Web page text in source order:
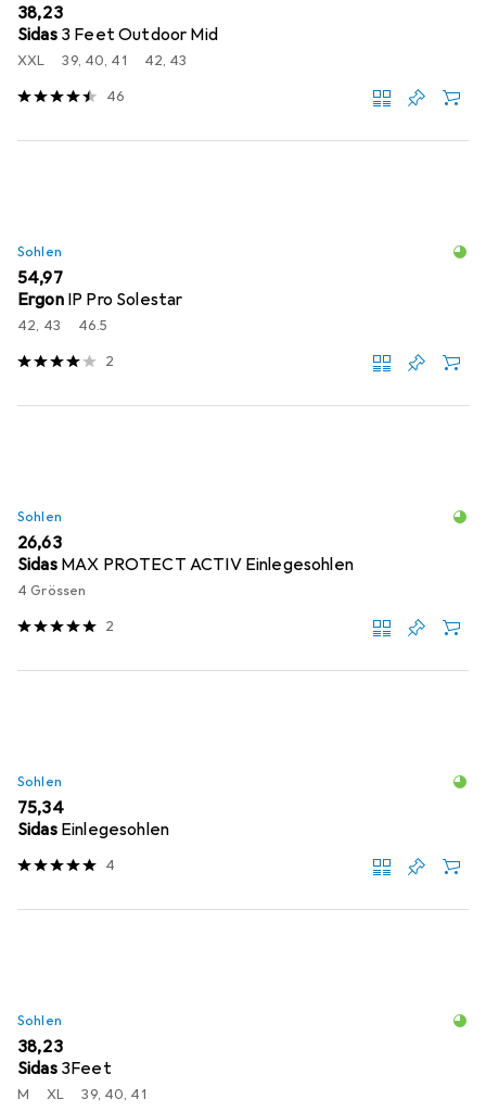
EUR
38,23
Sidas 3 Feet Outdoor Mid
XXL 39, 40, 41 42, 43
46
Sohlen
EUR
54,97
Ergon IP Pro Solestar
42, 43 46.5
2
Sohlen
EUR
26,63
Sidas MAX PROTECT ACTIV Einlegesohlen
4 Grössen
2
Sohlen
EUR
75,34
Sidas Einlegesohlen
4
Sohlen
EUR
38,23
Sidas 3Feet
M XL 39, 40, 41